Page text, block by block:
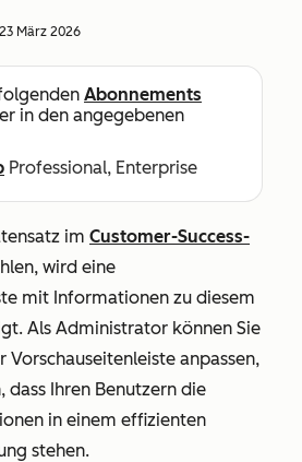
23 März 2026
Abonnements
in den angegebenen
Professional, Enterprise
im Customer-Success-
wird eine
mit Informationen zu diesem
Als Administrator können Sie
Vorschauseitenleiste anpassen,
dass Ihren Benutzern die
in einem effizienten
stehen.